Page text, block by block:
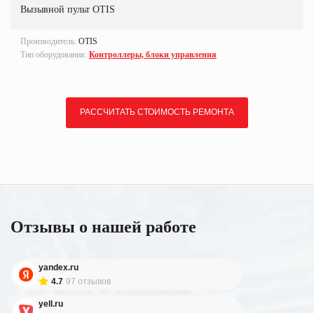
Вызывной пульт OTIS
Производитель: OTIS
Тип оборудования: Контроллеры, блоки управления
РАССЧИТАТЬ СТОИМОСТЬ РЕМОНТА
Отзывы о нашей работе
yandex.ru
4.7 97 отзывов
yell.ru